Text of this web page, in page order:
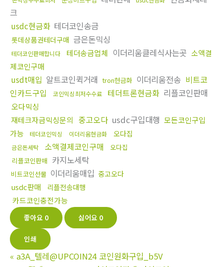
크
usdc현금화 테더코인송금
롯데상품권테더구매 금은돈믹싱
테더코인판매합니다 테더송금업체 이더리움클레식사는곳 소액결
제코인구매
usdt매입 알트코인퀵거래 tron현금화 이더리움전송 비트코
인카드구입
코인믹싱최저수수료 테더트론현금화 리플코인판매
오다믹싱
재테크자금믹싱문의
중고오다 usdc구입대행 모든코인구입
가능
테더코인믹싱 이더리움현금화 오다집
금은돈세탁 소액결제코인구매
오다집
리플코인판매 카지노세탁
비트코인선물 이더리움매입 중고오다
usdc판매 리플전송대행
카드코인충전가능
좋아요 0 싫어요 0
인쇄
« a3A_텔레@UPCOIN24 코인원화구입_b5V